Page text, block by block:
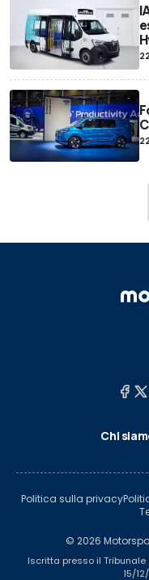
Chi
Politica sulla privacy
© 2026
Iscritta presso il
15/